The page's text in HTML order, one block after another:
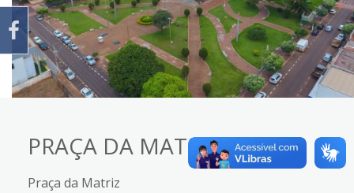
PRAÇA DA MATRIZ
Praça da Matriz